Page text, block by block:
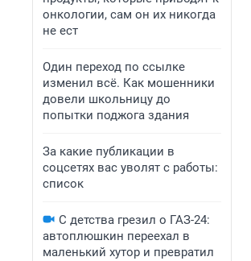
онкологии, сам он их никогда
не ест
Один переход по ссылке
изменил всё. Как мошенники
довели школьницу до
попытки поджога здания
За какие публикации в
соцсетях вас уволят с работы:
список
С детства грезил о ГАЗ-24:
автоплюшкин переехал в
маленький хутор и превратил